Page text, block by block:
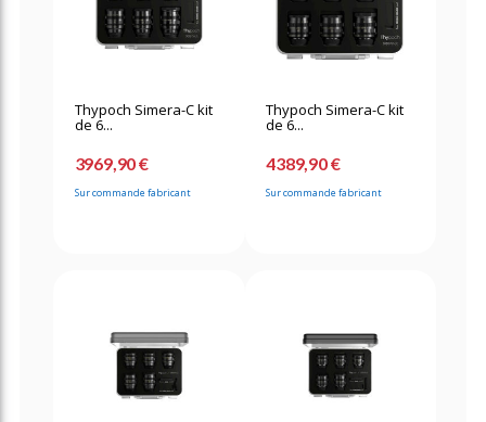
Thypoch Simera-C kit
de 6...
3969,90 €
Sur commande fabricant
Thypoch Simera-C kit
de 6...
4389,90 €
Sur commande fabricant